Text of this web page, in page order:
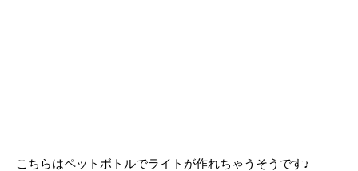
こちらはペットボトルでライトが作れちゃうそうです♪